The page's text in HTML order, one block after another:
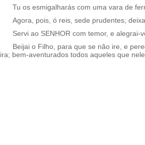
Tu os esmigalharás com uma vara de
Agora, pois, ó reis, sede prudentes;
Servi ao SENHOR com temor, e alegrai-
Beijai o Filho, para que se não ire, e
ira; bem-aventurados todos aqueles que nele